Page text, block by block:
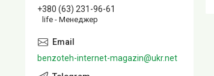
+380 (63) 231-96-61
life - Менеджер
benzoteh-internet-magazin@ukr.net